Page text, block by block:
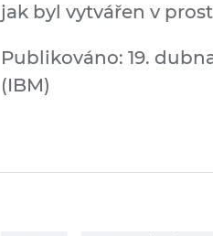
jak byl vytvářen v
Publikováno: 19.
(IBM)